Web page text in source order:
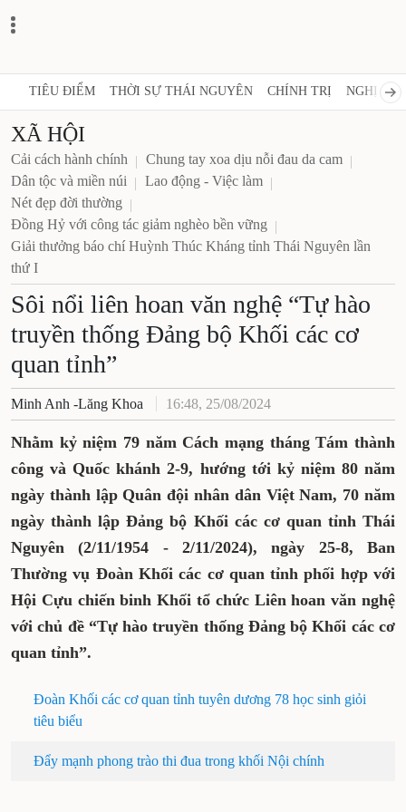
TIÊU ĐIỂM THỜI SỰ THÁI NGUYÊN CHÍNH TRỊ NGHỊ
XÃ HỘI
Cải cách hành chính
Chung tay xoa dịu nỗi đau da cam
Dân tộc và miền núi
Lao động - Việc làm
Nét đẹp đời thường
Đồng Hỷ với công tác giảm nghèo bền vững
Giải thưởng báo chí Huỳnh Thúc Kháng tỉnh Thái Nguyên lần
thứ I
Sôi nổi liên hoan văn nghệ “Tự hào
truyền thống Đảng bộ Khối các cơ
quan tỉnh”
Minh Anh -Lăng Khoa 16:48, 25/08/2024
Nhằm kỷ niệm 79 năm Cách mạng tháng Tám thành
công và Quốc khánh 2-9, hướng tới kỷ niệm 80 năm
ngày thành lập Quân đội nhân dân Việt Nam, 70 năm
ngày thành lập Đảng bộ Khối các cơ quan tỉnh Thái
Nguyên (2/11/1954 - 2/11/2024), ngày 25-8, Ban
Thường vụ Đoàn Khối các cơ quan tỉnh phối hợp với
Hội Cựu chiến binh Khối tổ chức Liên hoan văn nghệ
với chủ đề “Tự hào truyền thống Đảng bộ Khối các cơ
quan tỉnh”.
Đoàn Khối các cơ quan tỉnh tuyên dương 78 học sinh giỏi
tiêu biểu
Đẩy mạnh phong trào thi đua trong khối Nội chính